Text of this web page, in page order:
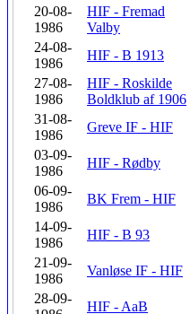
20-08-
1986
HIF - Fremad
Valby
24-08-
1986
HIF - B 1913
27-08-
1986
HIF - Roskilde
Boldklub af 1906
31-08-
1986
Greve IF - HIF
03-09-
1986
HIF - Rødby
06-09-
1986
BK Frem - HIF
14-09-
1986
HIF - B 93
21-09-
1986
Vanløse IF - HIF
28-09-
HIF - AaB